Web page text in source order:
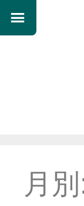
ン
ツ
へ
月